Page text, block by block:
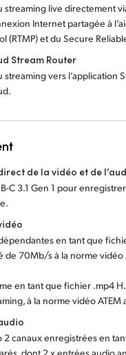
streaming live directement
Internet partagée à
(RTMP) et du Secure
Stream Router
streaming vers l’application
de la vidéo et de
C 3.1 Gen 1 pour
en tant que
de 70Mb/s à la norme vidéo
en tant que fichier .mp4
à la norme vidéo ATEM
2 canaux enregistrées en